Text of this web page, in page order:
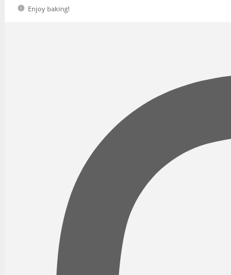
Enjoy baking!